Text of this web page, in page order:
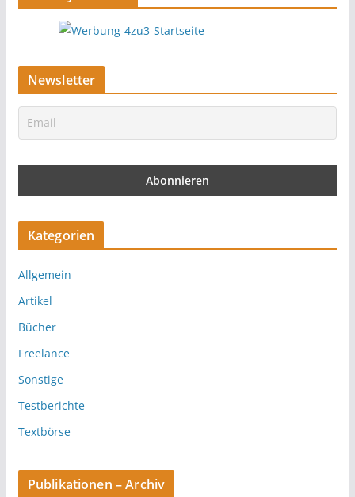
Newsletter
Kategorien
Allgemein
Artikel
Bücher
Freelance
Sonstige
Testberichte
Textbörse
Publikationen – Archiv